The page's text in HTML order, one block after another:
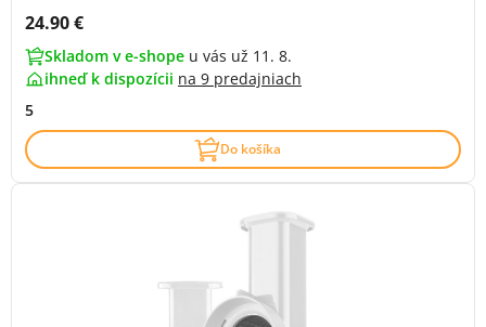
Cena s DPH:
24.90 €
Skladom v e-shope u vás už 11. 8.
ihneď k dispozícii na 9 predajniach
5
Do košíka